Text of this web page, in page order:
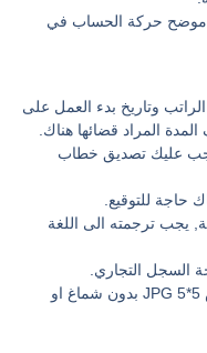
موضح حركة الحساب في
وتاريخ بدء العمل على
المراد قضائها هناك.
عليك تصديق خطاب
حاجة للتوقيع.
يجب ترجمته الى اللغة
6.عدد 2 صوره شخصية خلفية بيضاء مقاس 5*5 JPG بدون شماغ او